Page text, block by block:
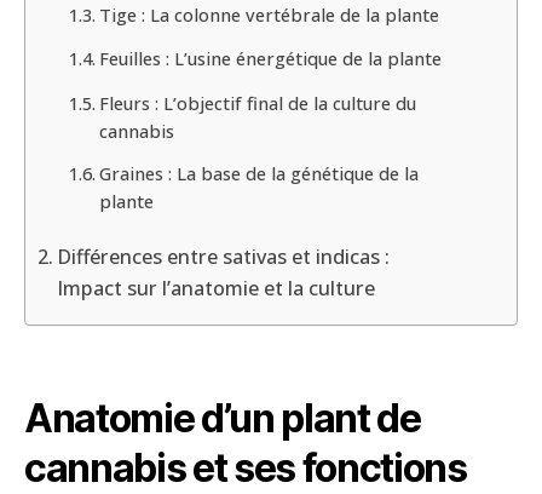
Tige : La colonne vertébrale de la plante
Feuilles : L’usine énergétique de la plante
Fleurs : L’objectif final de la culture du
cannabis
Graines : La base de la génétique de la
plante
Différences entre sativas et indicas :
Impact sur l’anatomie et la culture
Anatomie d’un plant de
cannabis et ses fonctions